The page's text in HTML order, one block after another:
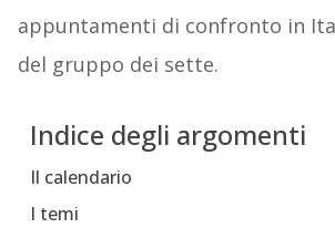
appuntamenti di confronto in
del gruppo dei sette.
Indice degli argomenti
Il calendario
I temi